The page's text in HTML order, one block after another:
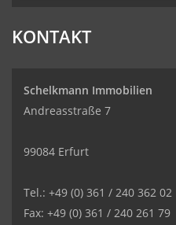
KONTAKT
Schelkmann Immobilien
Andreasstraße 7
99084 Erfurt
Tel.: +49 (0) 361 / 240 362 02
Fax: +49 (0) 361 / 240 261 79